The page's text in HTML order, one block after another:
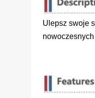
Ulepsz swoje